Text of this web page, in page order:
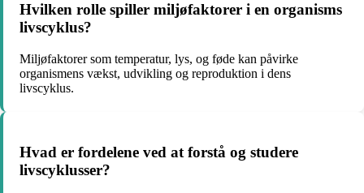
Hvilken rolle spiller miljøfaktorer i en organisms
livscyklus?
Miljøfaktorer som temperatur, lys, og føde kan påvirke
organismens vækst, udvikling og reproduktion i dens
livscyklus.
Hvad er fordelene ved at forstå og studere
livscyklusser?